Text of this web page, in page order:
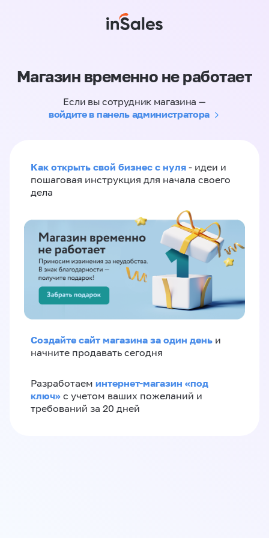
Магазин временно не работает
Если вы сотрудник магазина —
войдите в панель администратора
Как открыть свой бизнес с нуля - идеи и
пошаговая инструкция для начала своего
дела
Создайте сайт магазина за один день и
начните продавать сегодня
Разработаем интернет-магазин «‎под
ключ»‎ с учетом ваших пожеланий и
требований за 20 дней